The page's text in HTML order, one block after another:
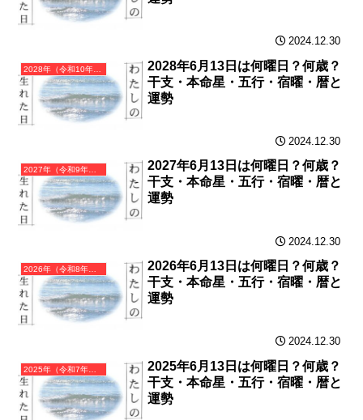
2024.12.30
2028年（令和10年）戊申（つちのえさる）・申年（さる年）カレンダー（月曜はじまり）
2028年6月13日は何曜日？何歳？
干支・本命星・五行・宿曜・暦と
運勢
2024.12.30
2027年（令和9年）丁未（ひのとひつじ）・未年（ひつじ年）カレンダー（月曜はじまり）
2027年6月13日は何曜日？何歳？
干支・本命星・五行・宿曜・暦と
運勢
2024.12.30
2026年（令和8年）丙午（ひのえうま）・午年（うま年）カレンダー（月曜はじまり）
2026年6月13日は何曜日？何歳？
干支・本命星・五行・宿曜・暦と
運勢
2024.12.30
2025年（令和7年）乙巳（きのとみ）・巳年（へび年）カレンダー（月曜はじまり）
2025年6月13日は何曜日？何歳？
干支・本命星・五行・宿曜・暦と
運勢